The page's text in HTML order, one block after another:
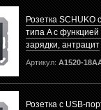
Розетка SCHUKO
типа A с
зарядки, антрацит
Артикул: A1520-
Розетка с USB-